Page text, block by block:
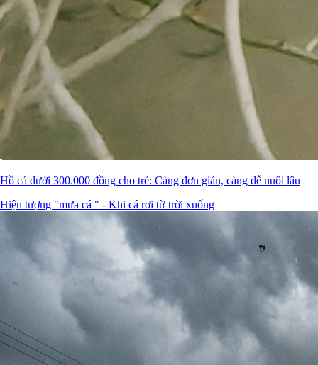
Hồ cá dưới 300.000 đồng cho trẻ: Càng đơn giản, càng dễ nuôi lâu
Hiện tượng "mưa cá " - Khi cá rơi từ trời xuống